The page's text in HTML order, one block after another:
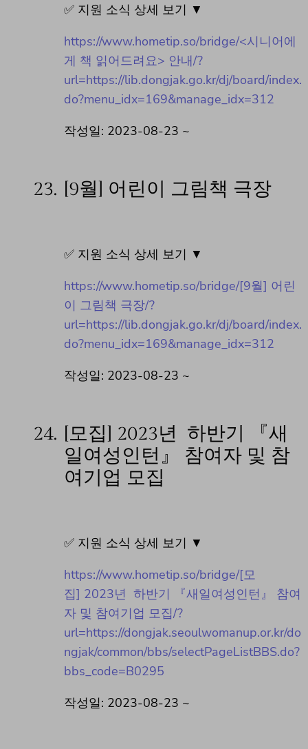
✅ 지원 소식 상세 보기 ▼
https://www.hometip.so/bridge/<시니어에
게 책 읽어드려요> 안내/?
url=https://lib.dongjak.go.kr/dj/board/index.
do?menu_idx=169&manage_idx=312
작성일: 2023-08-23 ~
23. [9월] 어린이 그림책 극장
✅ 지원 소식 상세 보기 ▼
https://www.hometip.so/bridge/[9월] 어린
이 그림책 극장/?
url=https://lib.dongjak.go.kr/dj/board/index.
do?menu_idx=169&manage_idx=312
작성일: 2023-08-23 ~
24.
[모집] 2023년 하반기 『새
일여성인턴』 참여자 및 참
여기업 모집
✅ 지원 소식 상세 보기 ▼
https://www.hometip.so/bridge/[모
집] 2023년 하반기 『새일여성인턴』 참여
자 및 참여기업 모집/?
url=https://dongjak.seoulwomanup.or.kr/do
ngjak/common/bbs/selectPageListBBS.do?
bbs_code=B0295
작성일: 2023-08-23 ~